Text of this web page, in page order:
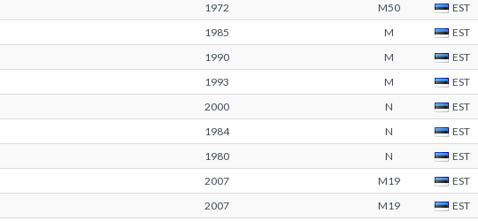
1972 M50 EST
1985 M EST
1990 M EST
1993 M EST
2000 N EST
1984 N EST
1980 N EST
2007 M19
EST
2007 M19 EST